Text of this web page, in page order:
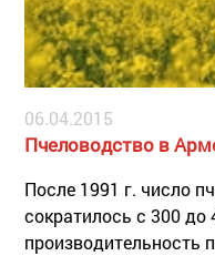
06.04.2015
Пчеловодство в
После 1991 г. число
сократилось с 300 до
производительность